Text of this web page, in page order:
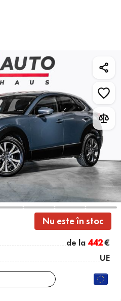
Nu este în stoc
de la 442€
UE